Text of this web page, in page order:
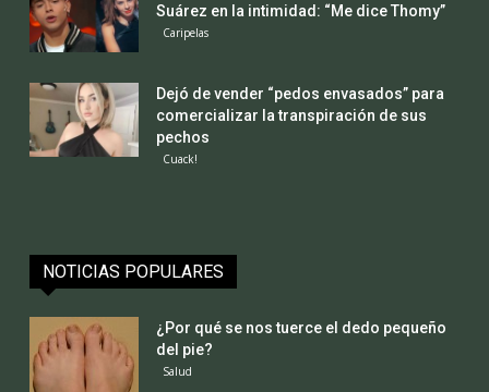
Suárez en la intimidad: “Me dice Thomy”
Caripelas
Dejó de vender “pedos envasados” para
comercializar la transpiración de sus
pechos
Cuack!
NOTICIAS POPULARES
¿Por qué se nos tuerce el dedo pequeño
del pie?
Salud